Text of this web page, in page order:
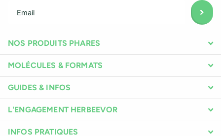
NOS PRODUITS PHARES
MOLÉCULES & FORMATS
GUIDES & INFOS
L'ENGAGEMENT HERBEEVOR
INFOS PRATIQUES